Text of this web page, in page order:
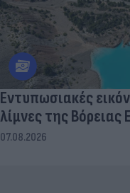
Εντυπωσιακές
λίμνες της
07.08.2026